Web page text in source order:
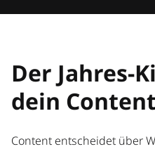
Der Jahres-
dein
Content entscheidet über